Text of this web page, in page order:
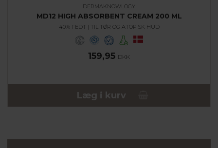
DERMAKNOWLOGY
MD12 HIGH ABSORBENT CREAM 200 ML
40% FEDT | TIL TØR OG ATOPISK HUD
159,95 DKK
Læg i kurv